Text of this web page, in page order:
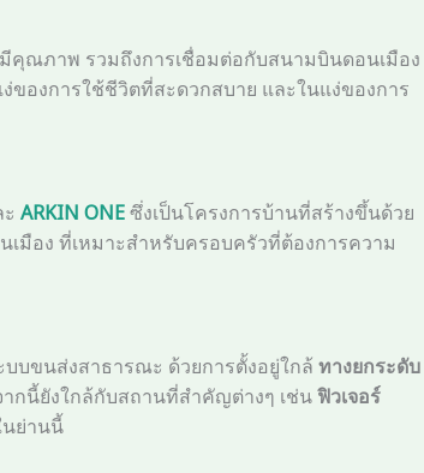
มีคุณภาพ รวมถึงการเชื่อมต่อกับสนามบินดอนเมือง
ของการใช้ชีวิตที่สะดวกสบาย และในแง่ของการ
ARKIN ONEซึ่งเป็นโครงการบ้านที่สร้างขึ้นด้วย
เมือง ที่เหมาะสำหรับครอบครัวที่ต้องการความ
บบขนส่งสาธารณะ ด้วยการตั้งอยู่ใกล้ ทางยกระดับ
ากนี้ยังใกล้กับสถานที่สำคัญต่างๆ เช่นฟิวเจอร์
ย่านนี้